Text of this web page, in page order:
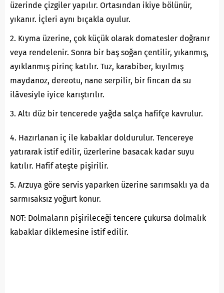
üzerinde çizgiler yapılır. Ortasından ikiye bölünür,
yıkanır. İçleri aynı bıçakla oyulur.
2. Kıyma üzerine, çok küçük olarak domatesler doğranır
veya rendelenir. Sonra bir baş soğan çentilir, yıkanmış,
ayıklanmış pirinç katılır. Tuz, karabiber, kıyılmış
maydanoz, dereotu, nane serpilir, bir fincan da su
ilâvesiyle iyice karıştırılır.
3. Altı düz bir tencerede yağda salça hafifçe kavrulur.
4. Hazırlanan iç ile kabaklar doldurulur. Tencereye
yatırarak istif edilir, üzerlerine basacak kadar suyu
katılır. Hafif ateşte pişirilir.
5. Arzuya göre servis yaparken üzerine sarımsaklı ya da
sarmısaksız yoğurt konur.
NOT: Dolmaların pişirileceği tencere çukursa dolmalık
kabaklar diklemesine istif edilir.